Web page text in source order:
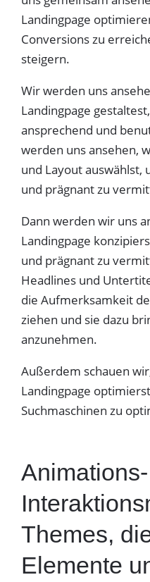
Landingpage
Conversions zu
steigern.
Wir werden uns
Landingpage
ansprechend und
werden uns ansehen,
und Layout auswählst,
und prägnant zu
Dann werden wir uns
Landingpage
und prägnant zu
Headlines und
die Aufmerksamkeit
ziehen und sie dazu
anzunehmen.
Außerdem schauen
Landingpage
Suchmaschinen zu
Themes,
Elemente